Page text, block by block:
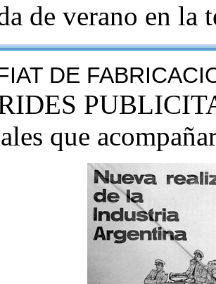
de verano en la
DE
que